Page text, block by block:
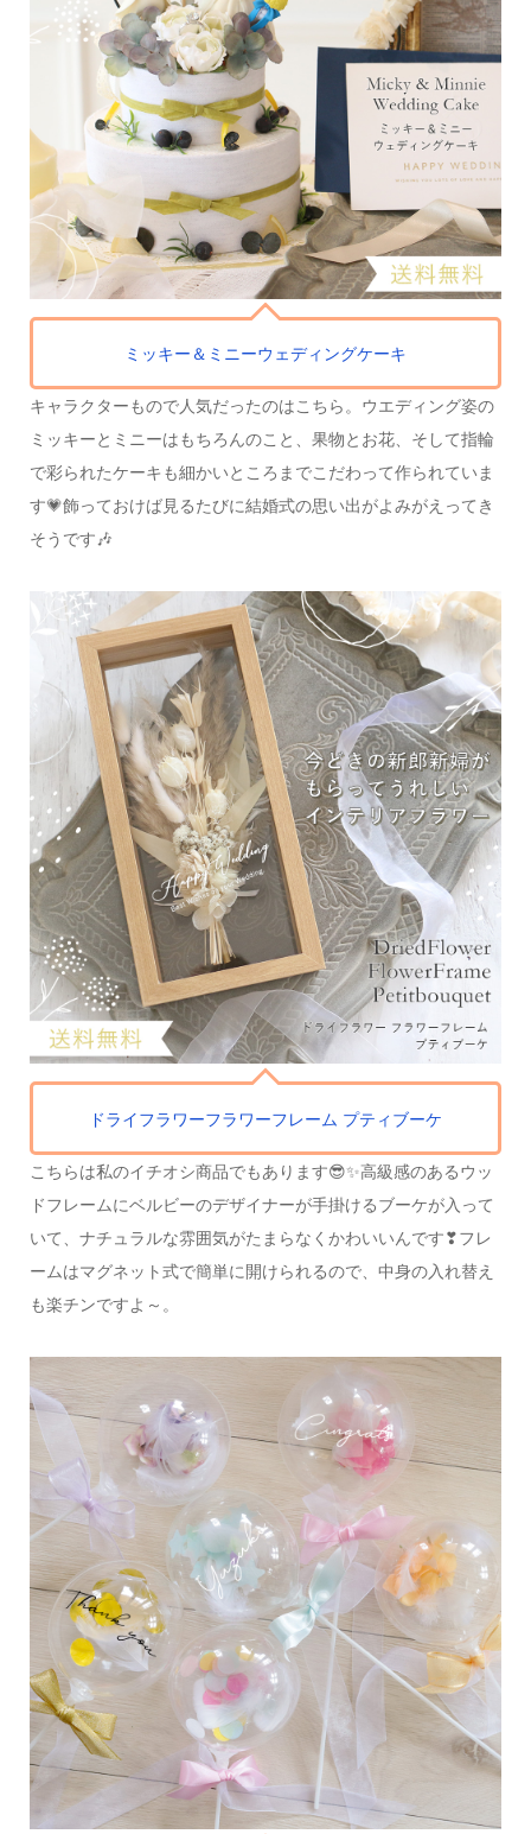
ミッキー＆ミニーウェディングケーキ
キャラクターもので人気だったのはこちら。 ウエディング姿の
ミッキーとミニーはもちろんのこと、 果物とお花、そして指輪
で彩られたケーキも細かいところまでこだわって作られていま
す💗飾っておけば見るたびに結婚式の思い出がよみがえってき
そうです🎶
ドライフラワーフラワーフレーム プティブーケ
こちらは私のイチオシ商品でもあります😎✨高級感のあるウッ
ドフレームにベルビーのデザイナーが手掛けるブーケが入って
いて、 ナチュラルな雰囲気がたまらなくかわいいんです❣フレ
ームはマグネット式で簡単に開けられるので、 中身の入れ替え
も楽チンですよ～。